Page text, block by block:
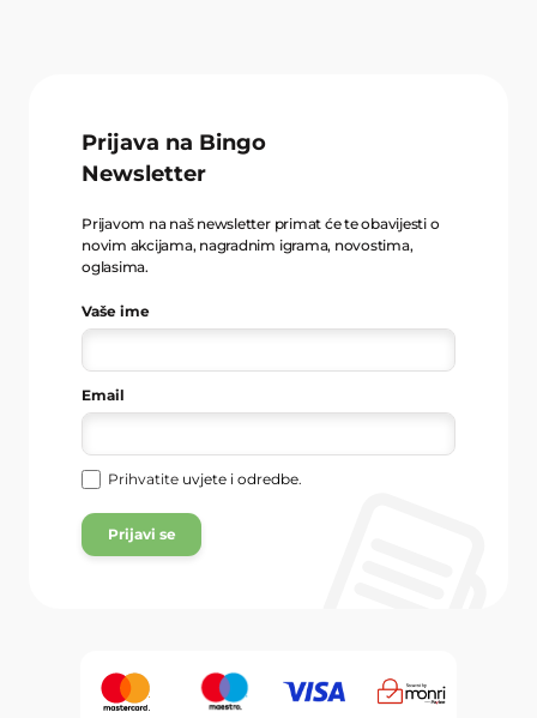
Prijava na Bingo
Newsletter
Prijavom na naš newsletter primat će te obavijesti o
novim akcijama, nagradnim igrama, novostima,
oglasima.
Vaše ime
Email
Prihvatite uvjete i odredbe.
Prijavi se